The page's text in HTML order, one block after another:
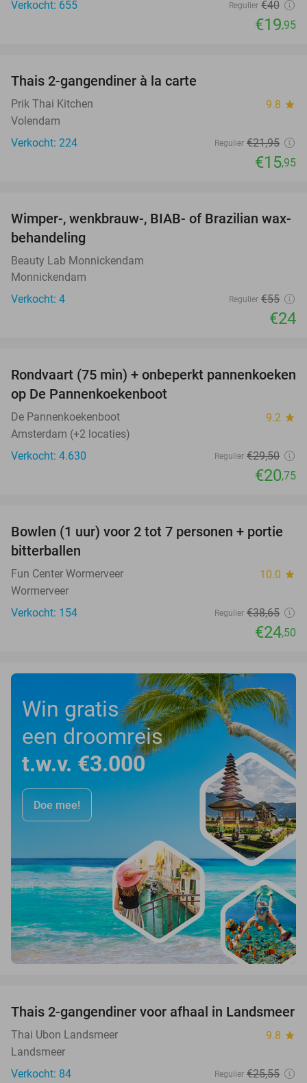
Verkocht: 655 Regulier €40
€19,95
Thais 2-gangendiner à la carte
Prik Thai Kitchen 9.8 star
Volendam
Verkocht: 224
Regulier €21,95
€15,95
56%
Wimper-, wenkbrauw-, BIAB- of Brazilian wax-
behandeling
Beauty Lab Monnickendam
Monnickendam
Verkocht: 4
Regulier €55
€24
30%
Rondvaart (75 min) + onbeperkt pannenkoeken
op De Pannenkoekenboot
De Pannenkoekenboot 9.2 star
Amsterdam (+2 locaties)
Verkocht: 4.630
Regulier €29,50
€20,75
37%
Bowlen (1 uur) voor 2 tot 7 personen + portie
bitterballen
Fun Center Wormerveer 10.0 star
Wormerveer
Verkocht: 154
Regulier €38,65
€24,50
Win gratis
een droomreis
t.w.v. €3.000
Doe mee!
35%
Thais 2-gangendiner voor afhaal in Landsmeer
Thai Ubon Landsmeer 9.8 star
Landsmeer
Verkocht: 84
Regulier €25,55